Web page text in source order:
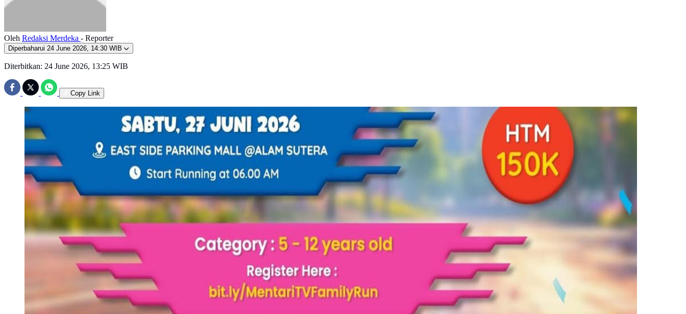
Oleh Redaksi Merdeka - Reporter
Diperbaharui 24 June 2026, 14:30 WIB
Diterbitkan: 24 June 2026, 13:25 WIB
Copy Link